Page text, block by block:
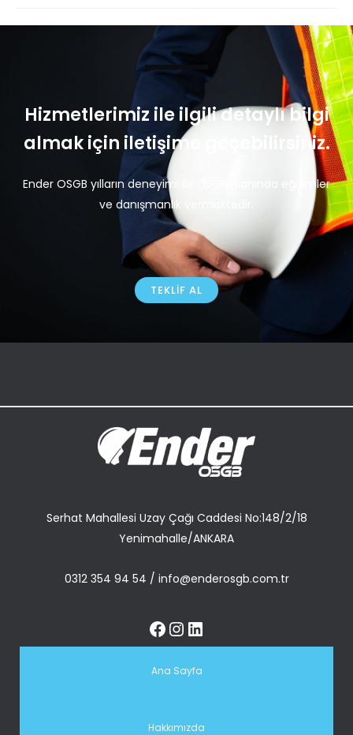
Hizmetlerimiz ile ilgili detaylı bilgi
almak için iletişime geçebilirsiniz.
Ender OSGB yılların deneyimi ile OSGB alanında eğitimler
ve danışmanlık vermektedir.
TEKLIF AL
Serhat Mahallesi Uzay Çağı Caddesi No:148/2/18
Yenimahalle/ANKARA
0312 354 94 54 / info@enderosgb.com.tr
Ana Sayfa
Hakkımızda